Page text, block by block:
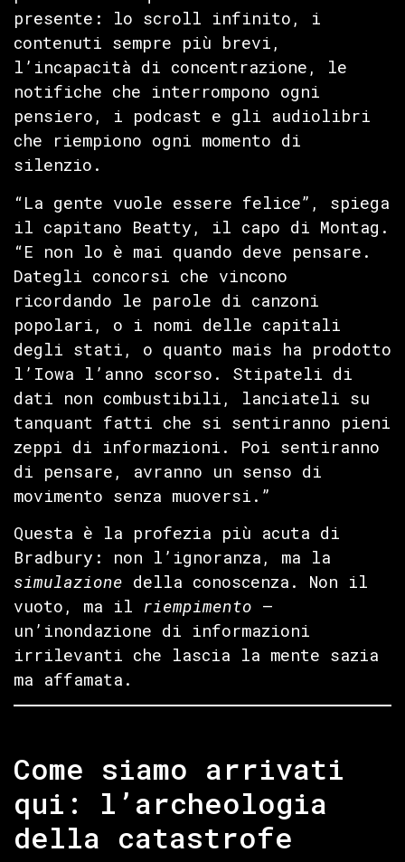
presente: lo scroll infinito, i
contenuti sempre più brevi,
l’incapacità di concentrazione, le
notifiche che interrompono ogni
pensiero, i podcast e gli audiolibri
che riempiono ogni momento di
silenzio.
“La gente vuole essere felice”, spiega
il capitano Beatty, il capo di Montag.
“E non lo è mai quando deve pensare.
Dategli concorsi che vincono
ricordando le parole di canzoni
popolari, o i nomi delle capitali
degli stati, o quanto mais ha prodotto
l’Iowa l’anno scorso. Stipateli di
dati non combustibili, lanciateli su
tanquant fatti che si sentiranno pieni
zeppi di informazioni. Poi sentiranno
di pensare, avranno un senso di
movimento senza muoversi.”
Questa è la profezia più acuta di
Bradbury: non l’ignoranza, ma la
simulazione della conoscenza. Non il
vuoto, ma il riempimento —
un’inondazione di informazioni
irrilevanti che lascia la mente sazia
ma affamata.
Come siamo arrivati
qui: l’archeologia
della catastrofe